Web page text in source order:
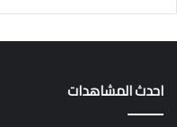
احدث المشاهدات